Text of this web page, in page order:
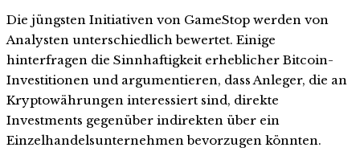
Die jüngsten Initiativen von GameStop werden von
Analysten unterschiedlich bewertet. Einige
hinterfragen die Sinnhaftigkeit erheblicher Bitcoin-
Investitionen und argumentieren, dass Anleger, die an
Kryptowährungen interessiert sind, direkte
Investments gegenüber indirekten über ein
Einzelhandelsunternehmen bevorzugen könnten.